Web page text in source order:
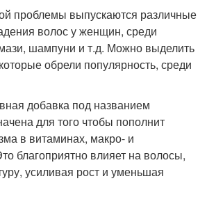
проблемы выпускаются различные
волос у женщин, среди
шампуни и т.д. Можно выделить
обрели популярность, среди
добавка под названием
для того чтобы пополнит
в витаминах, макро- и
благоприятно влияет на волосы,
усиливая рост и уменьшая